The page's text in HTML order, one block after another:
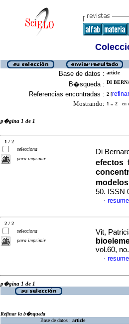
Base de datos : article
B�squeda : DI
Referencias encontradas : 2 [refinar
Mostrando: 1 .. 2 en
p�gina 1 de 1
1 / 2
selecciona
para imprimir
Di
efectos
50. ISSN
·
2 / 2
selecciona
para imprimir
Vit,
vol.60,
·
p�gina 1 de 1
Refinar la b�squeda
Base de datos : article